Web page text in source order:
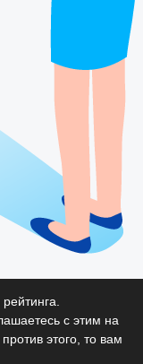
с этим на
против этого, то вам